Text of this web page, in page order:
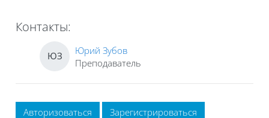
Контакты:
ЮЗ
Юрий Зубов
Преподаватель
Авторизоваться Зарегистрироваться